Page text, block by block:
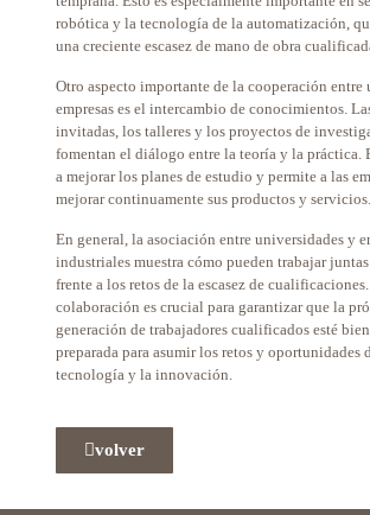
robótica y la tecnología de la automatización,
una creciente escasez de mano de obra
Otro aspecto importante de la cooperación entre
empresas es el intercambio de conocimientos.
invitadas, los talleres y los proyectos de
fomentan el diálogo entre la teoría y la práctica.
a mejorar los planes de estudio y permite a las
mejorar continuamente sus productos y servicios.
En general, la asociación entre universidades y
industriales muestra cómo pueden trabajar juntas
frente a los retos de la escasez de
colaboración es crucial para garantizar que la
generación de trabajadores cualificados esté
preparada para asumir los retos y oportunidades
tecnología y la innovación.
volver